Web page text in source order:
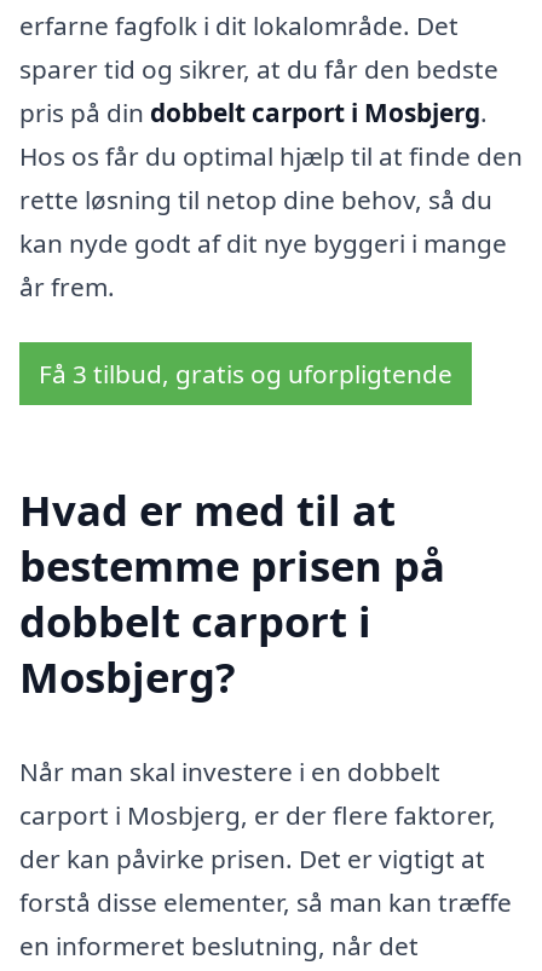
erfarne fagfolk i dit lokalområde. Det
sparer tid og sikrer, at du får den bedste
pris på din dobbelt carport i Mosbjerg.
Hos os får du optimal hjælp til at finde den
rette løsning til netop dine behov, så du
kan nyde godt af dit nye byggeri i mange
år frem.
Få 3 tilbud, gratis og uforpligtende
Hvad er med til at
bestemme prisen på
dobbelt carport i
Mosbjerg?
Når man skal investere i en dobbelt
carport i Mosbjerg, er der flere faktorer,
der kan påvirke prisen. Det er vigtigt at
forstå disse elementer, så man kan træffe
en informeret beslutning, når det